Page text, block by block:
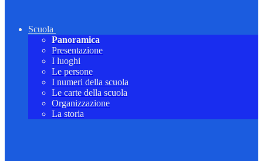
Scuola
Panoramica
Presentazione
I luoghi
Le persone
I numeri della scuola
Le carte della scuola
Organizzazione
La storia